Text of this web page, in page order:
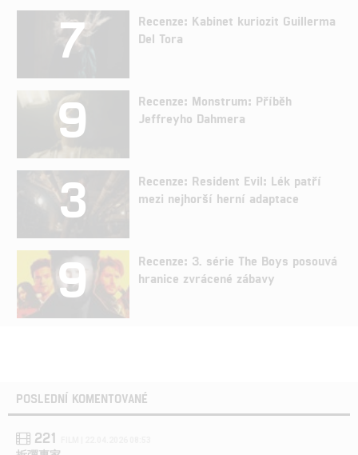
7
Recenze: Kabinet kuriozit Guillerma
Del Tora
9
Recenze: Monstrum: Příběh
Jeffreyho Dahmera
3
Recenze: Resident Evil: Lék patří
mezi nejhorší herní adaptace
9
Recenze: 3. série The Boys posouvá
hranice zvrácené zábavy
POSLEDNÍ KOMENTOVANÉ
221